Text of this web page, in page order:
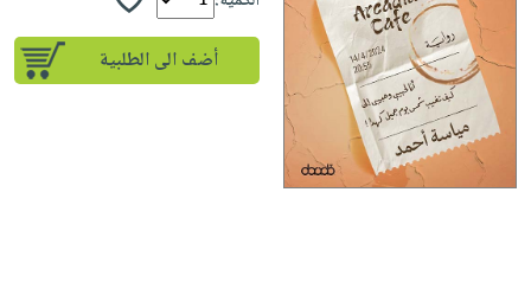
إختياراتنا
كتب
أكاديمية
صندوق
القراءة
English
iKitab
بلا
حدود
أسئلة
يتكرر
أسئلة
يتكرر
طرحها
تحميل
masmu3
على
المواضيع
الأكثر
مبيعاً
وسائل
تعليمية
تعليمية
الصحة
والعناية
الشخصية
جديد
أضف الى الطلبية